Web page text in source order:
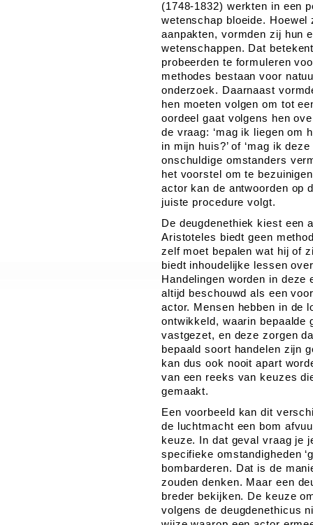
(1748-1832) werkten in een
wetenschap bloeide.
aanpakten, vormden zij hun
wetenschappen. Dat
probeerden te formuleren
methodes bestaan voor
onderzoek. Daarnaast
hen moeten volgen om tot
oordeel gaat volgens hen
de vraag: ‘mag ik liegen om
in mijn huis?’ of ‘mag ik
onschuldige omstanders
het voorstel om te
actor kan de antwoorden op
juiste procedure volgt.
De deugdenethiek kiest een
Aristoteles biedt geen
zelf moet bepalen wat hij of
biedt inhoudelijke lessen
Handelingen worden in
altijd beschouwd als een
actor. Mensen hebben in de
ontwikkeld, waarin bepaalde
vastgezet, en deze zorgen
bepaald soort handelen zijn
kan dus ook nooit apart
van een reeks van keuzes
gemaakt.
Een voorbeeld kan dit
de luchtmacht een bom
keuze. In dat geval vraag je
specifieke omstandigheden
bombarderen. Dat is de
zouden denken. Maar een
breder bekijken. De keuze
volgens de deugdenethicus